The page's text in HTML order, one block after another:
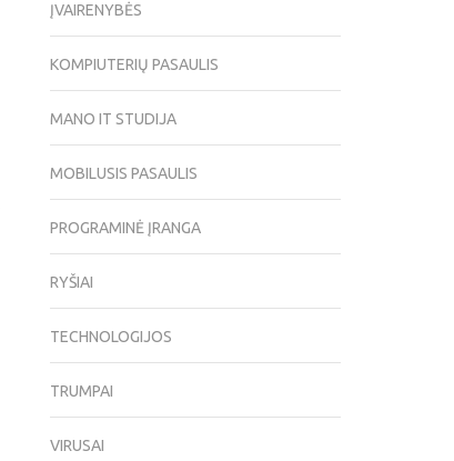
ĮVAIRENYBĖS
KOMPIUTERIŲ PASAULIS
MANO IT STUDIJA
MOBILUSIS PASAULIS
PROGRAMINĖ ĮRANGA
RYŠIAI
TECHNOLOGIJOS
TRUMPAI
VIRUSAI